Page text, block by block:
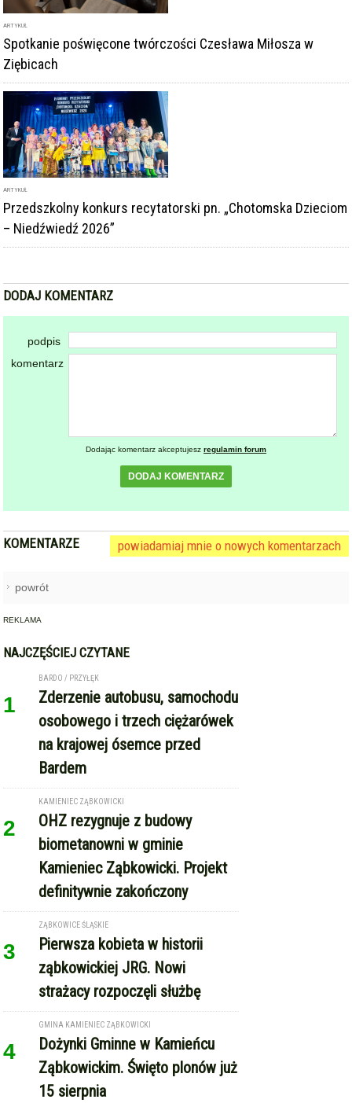
ARTYKUŁ
Spotkanie poświęcone twórczości Czesława Miłosza w
Ziębicach
ARTYKUŁ
Przedszkolny konkurs recytatorski pn. „Chotomska Dzieciom
– Niedźwiedź 2026”
DODAJ KOMENTARZ
podpis
komentarz
Dodając komentarz akceptujesz regulamin forum
DODAJ KOMENTARZ
KOMENTARZE powiadamiaj mnie o nowych komentarzach
powrót
REKLAMA
NAJCZĘŚCIEJ CZYTANE
1
BARDO / PRZYŁĘK
Zderzenie autobusu, samochodu
osobowego i trzech ciężarówek
na krajowej ósemce przed
Bardem
2
KAMIENIEC ZĄBKOWICKI
OHZ rezygnuje z budowy
biometanowni w gminie
Kamieniec Ząbkowicki. Projekt
definitywnie zakończony
3
ZĄBKOWICE ŚLĄSKIE
Pierwsza kobieta w historii
ząbkowickiej JRG. Nowi
strażacy rozpoczęli służbę
4
GMINA KAMIENIEC ZĄBKOWICKI
Dożynki Gminne w Kamieńcu
Ząbkowickim. Święto plonów już
15 sierpnia